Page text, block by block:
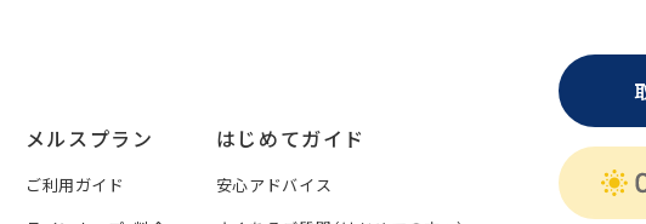
メルスプラン
ご利用ガイド
はじめてガイド
安心アドバイス